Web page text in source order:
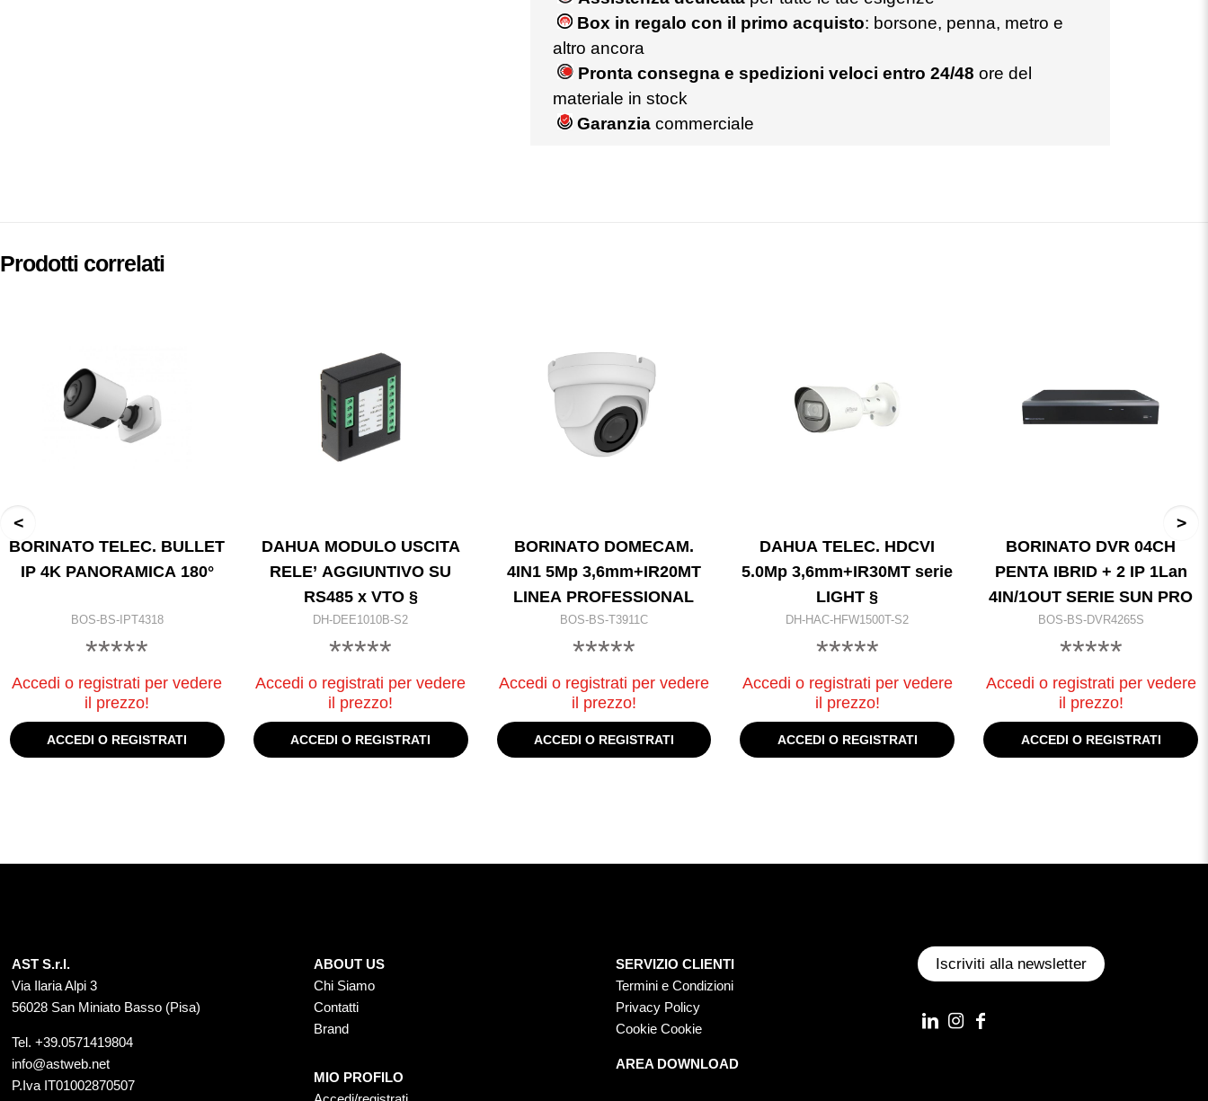
Box in regalo con il primo acquisto: borsone, penna, metro e
altro ancora
Pronta consegna e spedizioni veloci entro 24/48 ore del
materiale in stock
Garanziacommerciale
Prodotti correlati
BORINATO TELEC. BULLET
IP 4K PANORAMICA 180°
BOS-BS-IPT4318
*****
Accedi o registrati per vedere
il prezzo!
ACCEDI O REGISTRATI
DAHUA MODULO USCITA
RELE’ AGGIUNTIVO SU
RS485 x VTO §
DH-DEE1010B-S2
*****
Accedi o registrati per vedere
il prezzo!
ACCEDI O REGISTRATI
BORINATO DOMECAM.
4IN1 5Mp 3,6mm+IR20MT
LINEA PROFESSIONAL
BOS-BS-T3911C
*****
Accedi o registrati per vedere
il prezzo!
ACCEDI O REGISTRATI
DAHUA TELEC. HDCVI
5.0Mp 3,6mm+IR30MT serie
LIGHT §
DH-HAC-HFW1500T-S2
*****
Accedi o registrati per vedere
il prezzo!
ACCEDI O REGISTRATI
BORINATO DVR 04CH
PENTA IBRID + 2 IP 1Lan
4IN/1OUT SERIE SUN PRO
BOS-BS-DVR4265S
*****
Accedi o registrati per vedere
il prezzo!
ACCEDI O REGISTRATI
AST S.r.l.
Via Ilaria Alpi 3
56028 San Miniato Basso (Pisa)
Tel.+39.0571419804
info@astweb.net
P.Iva IT01002870507
ABOUT US
Chi Siamo
Contatti
Brand
MIO PROFILO
SERVIZIO CLIENTI
Termini e Condizioni
Privacy Policy
Cookie Cookie
AREA DOWNLOAD
Iscriviti alla newsletter